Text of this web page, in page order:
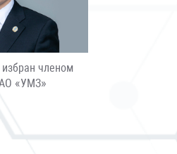
членом
«УМЗ»